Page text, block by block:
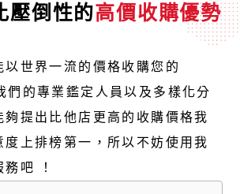
壓倒性的高價收購優勢
世界一流的價格收購您的
的專業鑑定人員以及多樣化分
夠提出比他店更高的收購價格我
度上排榜第一，所以不妨使用我
吧 ！